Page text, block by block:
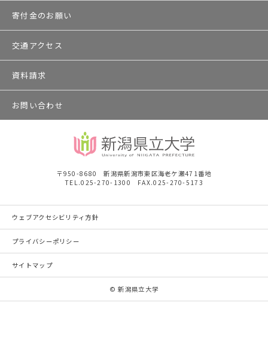
寄付金のお願い
交通アクセス
資料請求
お問い合わせ
〒950-8680 新潟県新潟市東区海老ケ瀬471番地
TEL.025-270-1300 FAX.025-270-5173
ウェブアクセシビリティ方針
プライバシーポリシー
サイトマップ
© 新潟県立大学